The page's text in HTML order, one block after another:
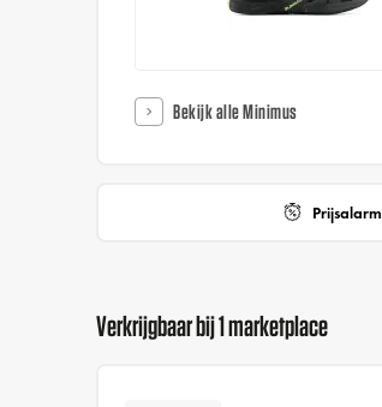
Bekijk alle Minimus
Prijsalarm
Verkrijgbaar bij 1 marketplace